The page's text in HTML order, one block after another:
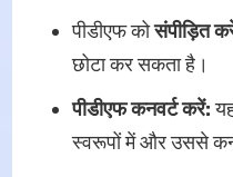
पीडीएफ कोसंपीड़ित
छोटा कर सकता है।
पीडीएफ कनवर्ट करें:
स्वरूपों में और उससे